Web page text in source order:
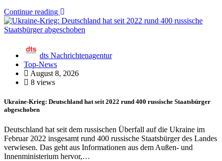
Continue reading
dts Nachrichtenagentur
Top-News
August 8, 2026
8 views
Ukraine-Krieg: Deutschland hat seit 2022 rund 400 russische Staatsbürger
abgeschoben
Deutschland hat seit dem russischen Überfall auf die Ukraine im
Februar 2022 insgesamt rund 400 russische Staatsbürger des Landes
verwiesen. Das geht aus Informationen aus dem Außen- und
Innenministerium hervor,…